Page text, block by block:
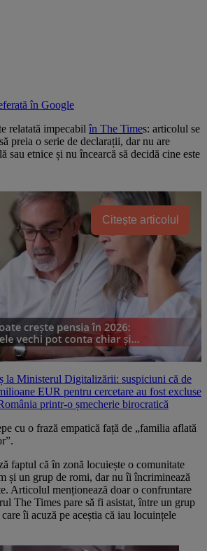
în Google
relatată impecabil în The Times: articolul se
preia o serie de declarații, dar nu are
sau etnice și nu încearcă să decidă cine este
Citește articolul
la Ministerul Digitalizării: suspiciuni că de
EUR pentru cercetare au fost excluse
printr-o șmecherie birocratică
cu o frază empatică față de „familia aflată
faptul că în zonă locuiește o comunitate
și un grup de romi, dar nu îi încriminează
Articolul menționează doar o confruntare
The Times pare să fi asistat, între un grup
îi acuză pe aceștia că iau locuințele